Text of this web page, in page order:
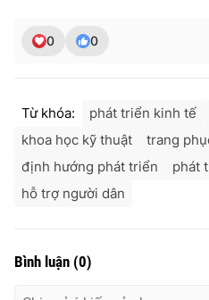
0 0
Từ khóa: phát triển kinh tế
khoa học kỹ thuật
trang
định hướng phát triển
phát
hỗ trợ người dân
Bình luận (0)